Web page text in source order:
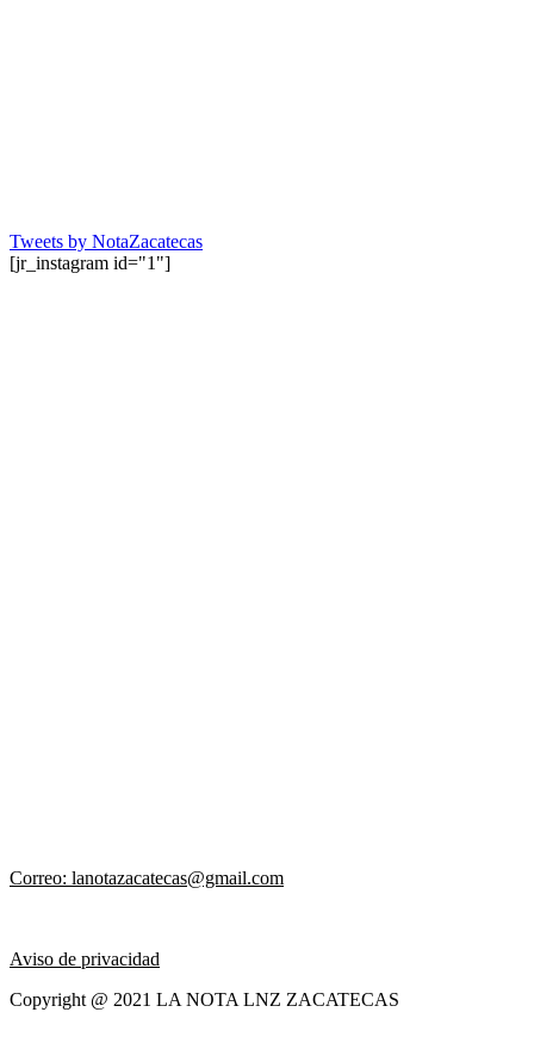
Tweets by NotaZacatecas
[jr_instagram id="1"]
Correo: lanotazacatecas@gmail.com
Aviso de privacidad
Copyright @ 2021 LA NOTA LNZ ZACATECAS